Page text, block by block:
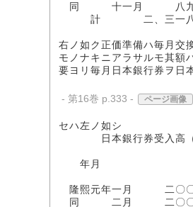
同 十一月 八九、
計 二、三一八、
右ノ如ク正価準備ハ毎月交
モノナキニアラサルモ其額
要ヨリ毎月日本銀行券ヲ日
- 第16巻 p.333 - ページ画像
セハ左ノ如シ
日本銀行券受入高（
年月 金
隆熙元年一月 二〇〇
同 二月 二〇〇、